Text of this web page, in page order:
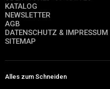
KATALOG
NEWSLETTER
AGB
DATENSCHUTZ & IMPRESSUM
SITEMAP
Alles zum Schneiden